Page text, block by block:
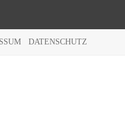
DATENSCHUTZ